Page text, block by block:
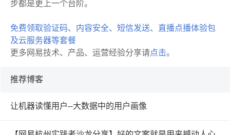
步都是更上一个台阶。
免费领取验证码、内容安全、短信发送、直播点播体验包
及云服务器等套餐
更多网易技术、产品、运营经验分享请点击。
推荐博客
让机器读懂用户--大数据中的用户画像